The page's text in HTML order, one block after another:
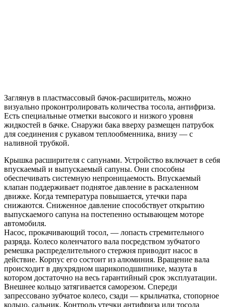
Заглянув в пластмассовый бачок-расширитель, можно
визуально проконтролировать количества тосола, антифриза.
Есть специальные отметки высокого и низкого уровня
жидкостей в бачке. Снаружи бака вверху размещен патрубок
для соединения с рукавом теплообменника, внизу — с
наливной трубкой.
Крышка расширителя с сапунами. Устройство включает в себя
впускаемый и выпускаемый сапуны. Они способны
обеспечивать системную непроницаемость. Впускаемый
клапан поддерживает поднятое давление в раскаленном
движке. Когда температура повышается, утечки пара
снижаются. Сниженное давление способствует открытию
выпускаемого сапуна на постепенно остывающем моторе
автомобиля.
Насос, прокачивающий тосол, — лопасть стремительного
разряда. Колесо коленчатого вала посредством зубчатого
ремешка распределительного стержня приводит насос в
действие. Корпус его состоит из алюминия. Вращение вала
происходит в двухрядном шарикоподшипнике, мазута в
котором достаточно на весь гарантийный срок эксплуатации.
Внешнее кольцо затягивается саморезом. Спереди
запрессовано зубчатое колесо, сзади — крыльчатка, стопорное
кольцо, сальник. Контроль утечки антифриза или тосола